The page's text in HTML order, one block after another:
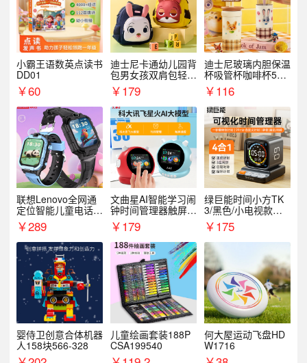
小霸王语数英点读书
DD01
￥60
迪士尼卡通幼儿园背
包男女孩双肩包轻便
可爱小背包B20107
￥179
迪士尼玻璃内胆保温
杯吸管杯咖啡杯530
MLH15135
￥116
联想Lenovo全网通
定位智能儿童电话手
表A1
￥289
文曲星AI智能学习闹
钟时间管理器触屏N
1pro
￥179
绿巨能时间小方TK
3/黑色/小电视款【T
K3】
￥175
婴侍卫创意合体机器
人158块566-328
儿童绘画套装188P
CSA199540
何大屋运动飞盘HD
W1716